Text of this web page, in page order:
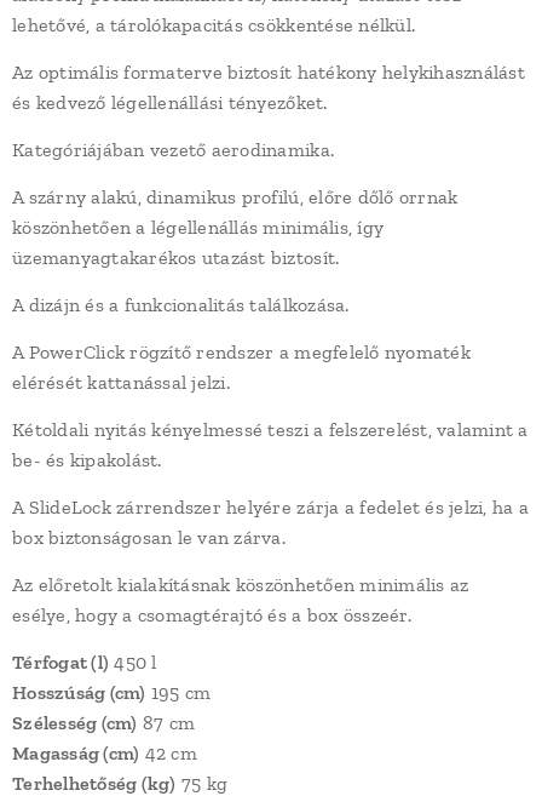
lehetővé, a tárolókapacitás csökkentése nélkül.
Az optimális formaterve biztosít hatékony helykihasználást
és kedvező légellenállási tényezőket.
Kategóriájában vezető aerodinamika.
A szárny alakú, dinamikus profilú, előre dőlő orrnak
köszönhetően a légellenállás minimális, így
üzemanyagtakarékos utazást biztosít.
A dizájn és a funkcionalitás találkozása.
A PowerClick rögzítő rendszer a megfelelő nyomaték
elérését kattanással jelzi.
Kétoldali nyitás kényelmessé teszi a felszerelést, valamint a
be- és kipakolást.
A SlideLock zárrendszer helyére zárja a fedelet és jelzi, ha a
box biztonságosan le van zárva.
Az előretolt kialakításnak köszönhetően minimális az
esélye, hogy a csomagtérajtó és a box összeér.
Térfogat (l) 450 l
Hosszúság (cm) 195 cm
Szélesség (cm) 87 cm
Magasság (cm) 42 cm
Terhelhetőség (kg) 75 kg